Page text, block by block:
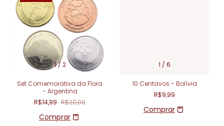
1/ 2
Set Comemorativa da Flora
- Argentina
R$14,99 R$20,00
1 / 6
10 Centavos - Bolívia
R$9,99